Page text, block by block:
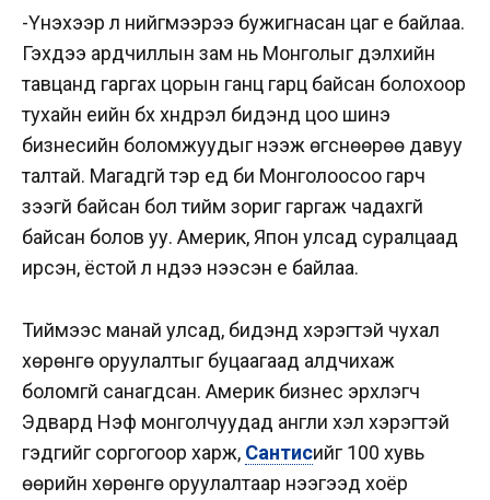
-Үнэхээр л нийгмээрээ бужигнасан цаг үе байлаа.
Гэхдээ ардчиллын зам нь Монголыг дэлхийн
тавцанд гаргах цорын ганц гарц байсан болохоор
тухайн үеийн бүх хүндрэл бидэнд цоо шинэ
бизнесийн боломжуудыг нээж өгснөөрөө давуу
талтай. Магадгүй тэр үед би Монголоосоо гарч
үзээгүй байсан бол тийм зориг гаргаж чадахгүй
байсан болов уу. Америк, Япон улсад суралцаад
ирсэн, ёстой л нүдээ нээсэн үе байлаа.
Тиймээс манай улсад, бидэнд хэрэгтэй чухал
хөрөнгө оруулалтыг буцаагаад алдчихаж
боломгүй санагдсан. Америк бизнес эрхлэгч
Эдвард Нэф монголчуудад англи хэл хэрэгтэй
гэдгийг соргогоор харж, Сантисийг 100 хувь
өөрийн хөрөнгө оруулалтаар нээгээд хоёр